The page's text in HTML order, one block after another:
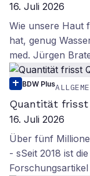
16. Juli 2026
Wie unsere Haut
hat, genug
med. Jürgen
BDW Plus
Quantität
16. Juli 2026
Über fünf
- sSeit 2018 ist